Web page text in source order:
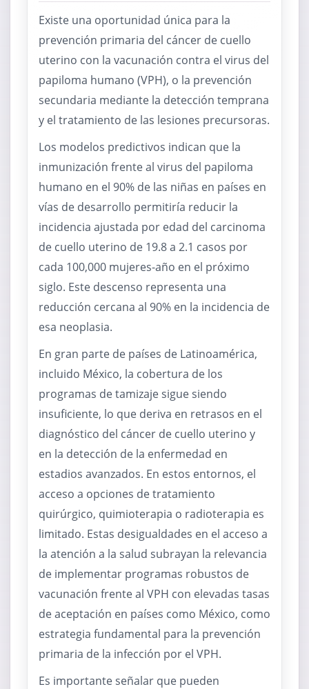
Existe una oportunidad única para la
prevención primaria del cáncer de cuello
uterino con la vacunación contra el virus del
papiloma humano (VPH), o la prevención
secundaria mediante la detección temprana
y el tratamiento de las lesiones precursoras.
Los modelos predictivos indican que la
inmunización frente al virus del papiloma
humano en el 90% de las niñas en países en
vías de desarrollo permitiría reducir la
incidencia ajustada por edad del carcinoma
de cuello uterino de 19.8 a 2.1 casos por
cada 100,000 mujeres-año en el próximo
siglo. Este descenso representa una
reducción cercana al 90% en la incidencia de
esa neoplasia.
En gran parte de países de Latinoamérica,
incluido México, la cobertura de los
programas de tamizaje sigue siendo
insuficiente, lo que deriva en retrasos en el
diagnóstico del cáncer de cuello uterino y
en la detección de la enfermedad en
estadios avanzados. En estos entornos, el
acceso a opciones de tratamiento
quirúrgico, quimioterapia o radioterapia es
limitado. Estas desigualdades en el acceso a
la atención a la salud subrayan la relevancia
de implementar programas robustos de
vacunación frente al VPH con elevadas tasas
de aceptación en países como México, como
estrategia fundamental para la prevención
primaria de la infección por el VPH.
Es importante señalar que pueden